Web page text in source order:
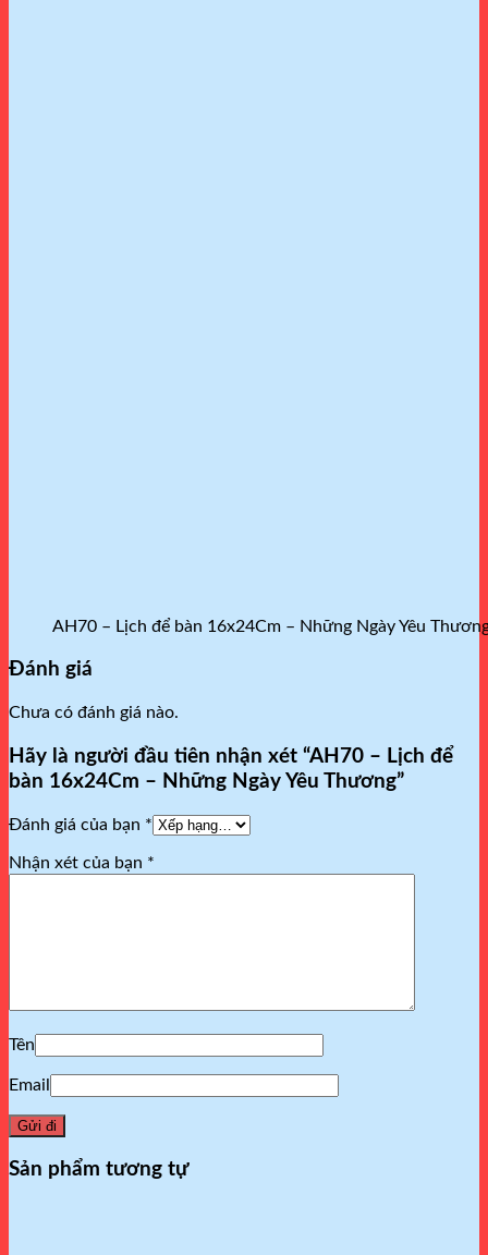
AH70 – Lịch để bàn 16x24Cm – Những Ngày Yêu
Đánh giá
Chưa có đánh giá nào.
Hãy là người đầu tiên nhận xét “AH70 – Lịch để
bàn 16x24Cm – Những Ngày Yêu Thương”
Đánh giá của bạn *
Nhận xét của bạn *
Tên
Email
Sản phẩm tương tự